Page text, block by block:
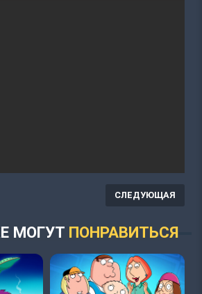
СЛЕДУЮЩАЯ
МОГУТ ПОНРАВИТЬСЯ